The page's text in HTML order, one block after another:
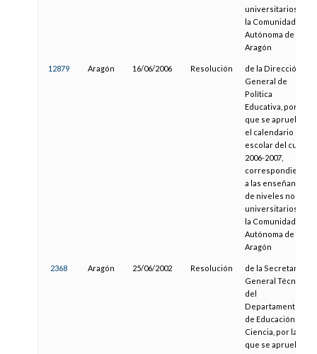
universitarios de
la Comunidad
Autónoma de
Aragón
12879 Aragón 16/06/2006 Resolución
de la Dirección
General de
Política
Educativa, por la
que se aprueba
el calendario
escolar del curso
2006-2007,
correspondiente
a las enseñanzas
de niveles no
universitarios de
la Comunidad
Autónoma de
Aragón
2368 Aragón 25/06/2002 Resolución
de la Secretaría
General Técnica
del
Departamento
de Educación y
Ciencia, por la
que se aprueba